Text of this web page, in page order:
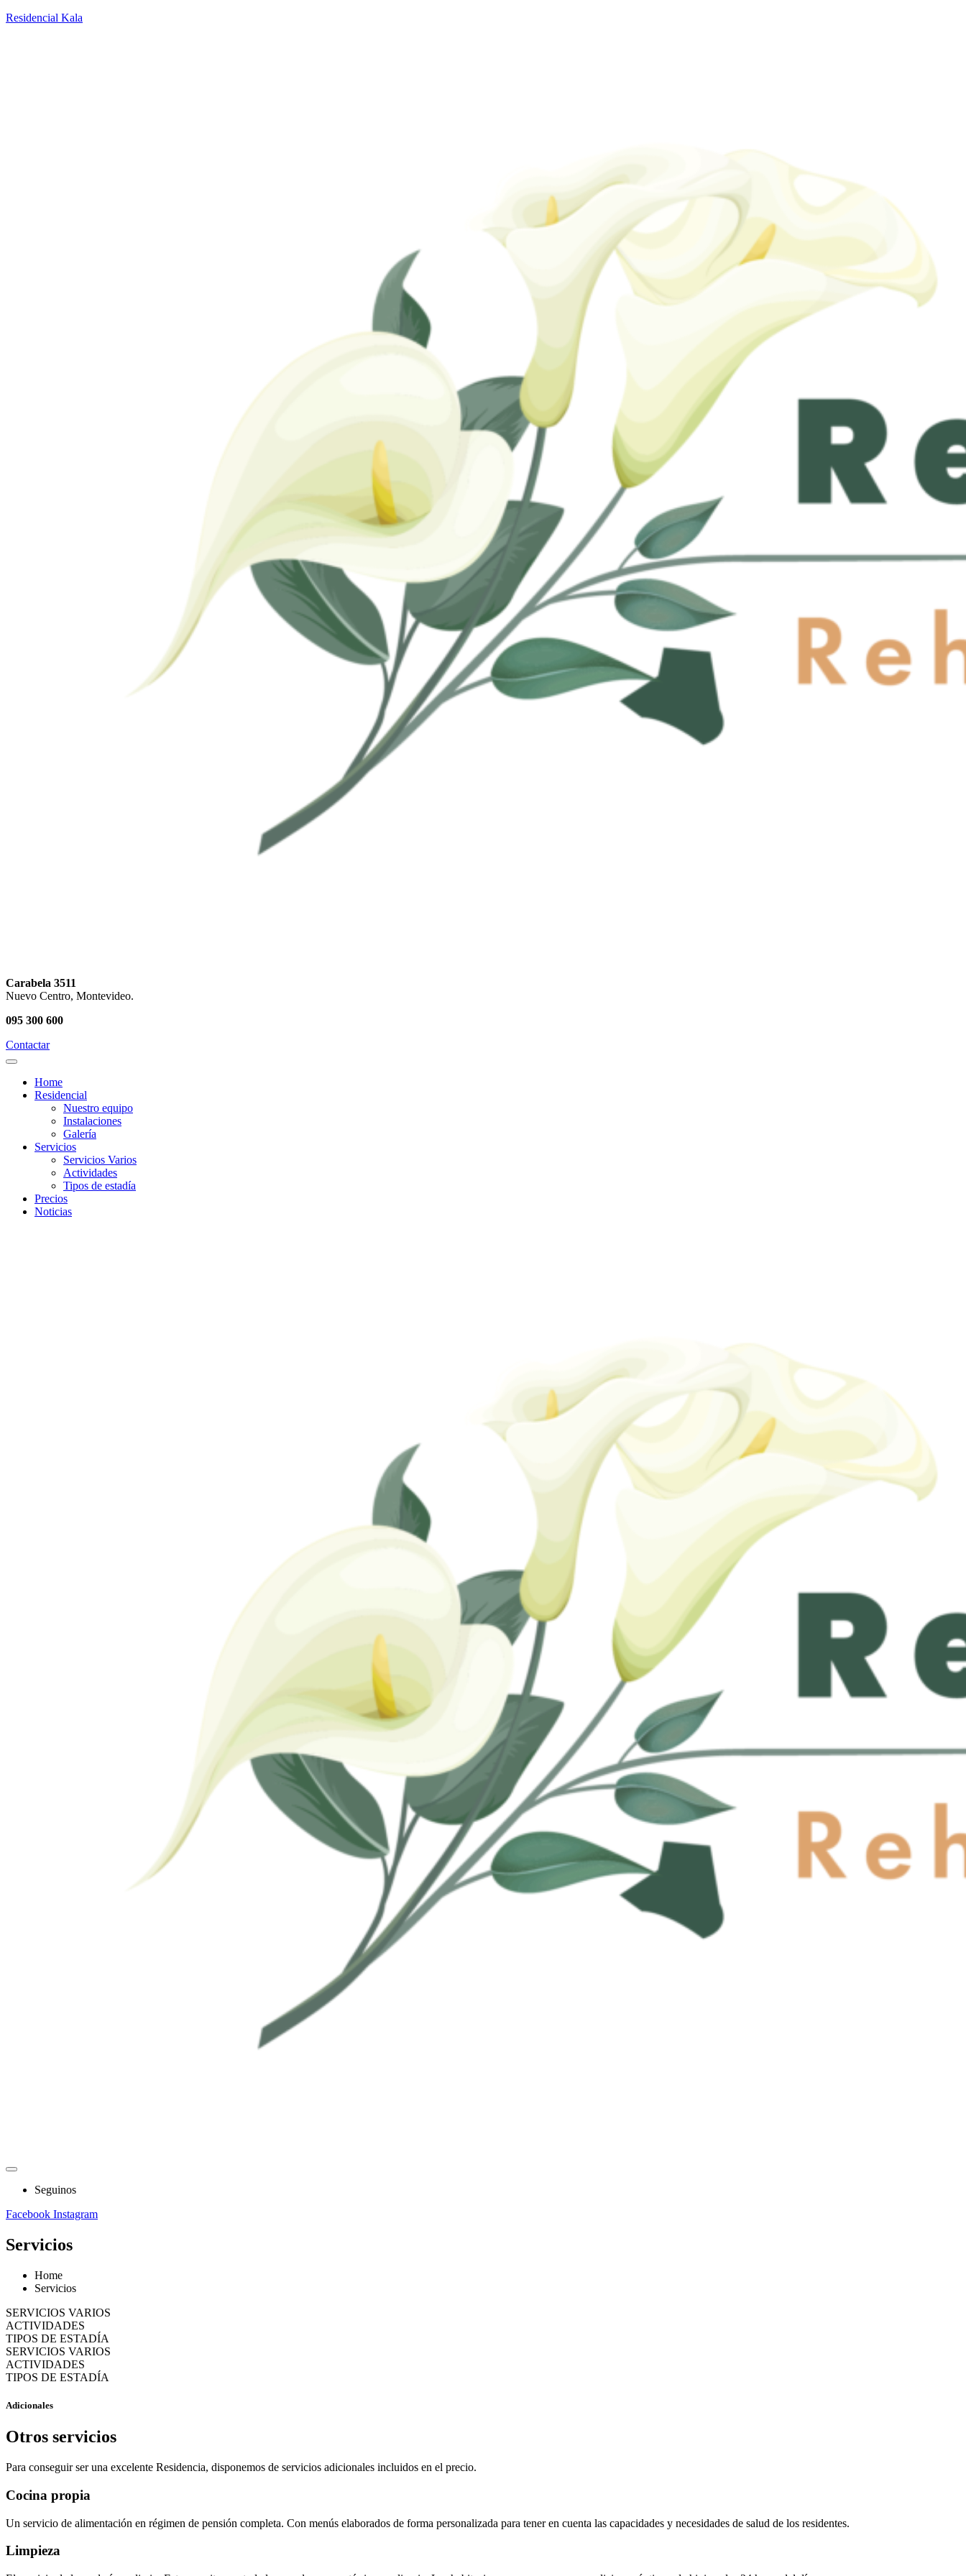
Residencial Kala
Carabela 3511
Nuevo Centro, Montevideo.
095 300 600
Contactar
Home
Residencial
Nuestro equipo
Instalaciones
Galería
Servicios
Servicios Varios
Actividades
Tipos de estadía
Precios
Noticias
Seguinos
Facebook Instagram
Servicios
Home
Servicios
SERVICIOS VARIOS
ACTIVIDADES
TIPOS DE ESTADÍA
SERVICIOS VARIOS
ACTIVIDADES
TIPOS DE ESTADÍA
Adicionales
Otros servicios
Para conseguir ser una excelente Residencia, disponemos de servicios adicionales incluidos en el precio.
Cocina propia
Un servicio de alimentación en régimen de pensión completa. Con menús elaborados de forma personalizada para tener en cuenta las capacidades y necesidades de salud de los residentes.
Limpieza